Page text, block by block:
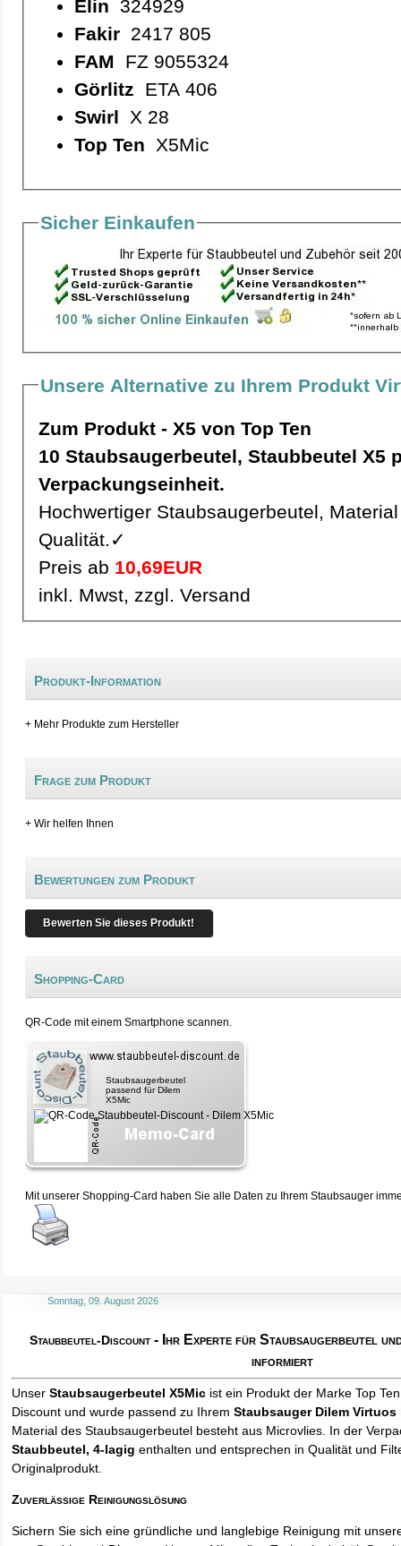
Elin 324929
Fakir2417 805
FAM FZ 9055324
Görlitz ETA 406
Swirl X 28
Top Ten X5Mic
Sicher Einkaufen
Unsere Alternative zu Ihrem Produkt
Zum Produkt - X5 von Top Ten
10 Staubsaugerbeutel, Staubbeutel X5 pro
Verpackungseinheit.
Hochwertiger Staubsaugerbeutel,
Qualität.✓
Preis ab 10,69EUR
inkl. Mwst, zzgl. Versand
Produkt-Information
+ Mehr Produkte zum Hersteller
Frage zum Produkt
+ Wir helfen Ihnen
Bewertungen zum Produkt
Bewerten Sie dieses Produkt!
Shopping-Card
QR-Code mit einem Smartphone scannen.
Staubsaugerbeutel
passend für Dilem
X5Mic
Mit unserer Shopping-Card haben Sie alle Daten zu Ihrem Staubsauger
Sonntag, 09. August 2026
Staubbeutel-Discount - Ihr Experte für Staubsaugerbeutel
informiert
UnserStaubsaugerbeutel X5Mic ist ein Produkt der Marke Top
Discount und wurde passend zu IhremStaubsauger Dilem Virtuos
Material des Staubsaugerbeutel besteht aus Microvlies. In der
Staubbeutel, 4-lagig enthalten und entsprechen in Qualität und
Originalprodukt.
Zuverlässige Reinigungslösung
Sichern Sie sich eine gründliche und langlebige Reinigung mit